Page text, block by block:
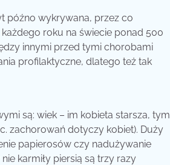
późno wykrywana, przez co
roku na świecie ponad 500
innymi przed tymi chorobami
profilaktyczne, dlatego też tak
są: wiek – im kobieta starsza, tym
zachorowań dotyczy kobiet). Duży
papierosów czy nadużywanie
karmiły piersią są trzy razy